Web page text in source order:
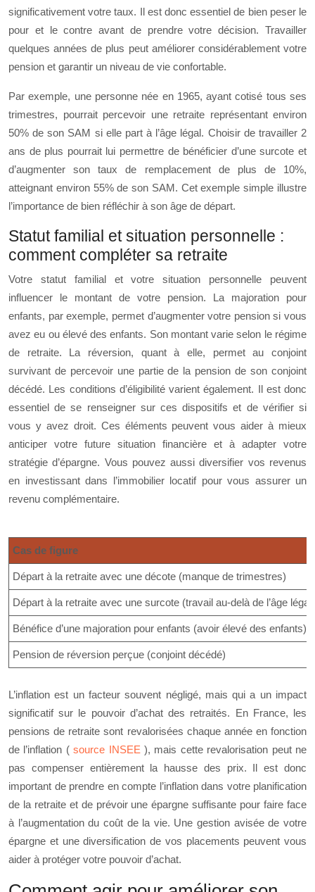
significativement votre taux. Il est donc essentiel de bien peser le
pour et le contre avant de prendre votre décision. Travailler
quelques années de plus peut améliorer considérablement votre
pension et garantir un niveau de vie confortable.
Par exemple, une personne née en 1965, ayant cotisé tous ses
trimestres, pourrait percevoir une retraite représentant environ
50% de son SAM si elle part à l’âge légal. Choisir de travailler 2
ans de plus pourrait lui permettre de bénéficier d’une surcote et
d’augmenter son taux de remplacement de plus de 10%,
atteignant environ 55% de son SAM. Cet exemple simple illustre
l’importance de bien réfléchir à son âge de départ.
Statut familial et situation personnelle :
comment compléter sa retraite
Votre statut familial et votre situation personnelle peuvent
influencer le montant de votre pension. La majoration pour
enfants, par exemple, permet d’augmenter votre pension si vous
avez eu ou élevé des enfants. Son montant varie selon le régime
de retraite. La réversion, quant à elle, permet au conjoint
survivant de percevoir une partie de la pension de son conjoint
décédé. Les conditions d’éligibilité varient également. Il est donc
essentiel de se renseigner sur ces dispositifs et de vérifier si
vous y avez droit. Ces éléments peuvent vous aider à mieux
anticiper votre future situation financière et à adapter votre
stratégie d’épargne. Vous pouvez aussi diversifier vos revenus
en investissant dans l’immobilier locatif pour vous assurer un
revenu complémentaire.
Cas de figure
Départ à la retraite avec une décote (manque de trimestres)
Départ à la retraite avec une surcote (travail au-delà de l’âge légal)
Bénéfice d’une majoration pour enfants (avoir élevé des enfants)
Pension de réversion perçue (conjoint décédé)
L’inflation est un facteur souvent négligé, mais qui a un impact
significatif sur le pouvoir d’achat des retraités. En France, les
pensions de retraite sont revalorisées chaque année en fonction
de l’inflation (source INSEE), mais cette revalorisation peut ne
pas compenser entièrement la hausse des prix. Il est donc
important de prendre en compte l’inflation dans votre planification
de la retraite et de prévoir une épargne suffisante pour faire face
à l’augmentation du coût de la vie. Une gestion avisée de votre
épargne et une diversification de vos placements peuvent vous
aider à protéger votre pouvoir d’achat.